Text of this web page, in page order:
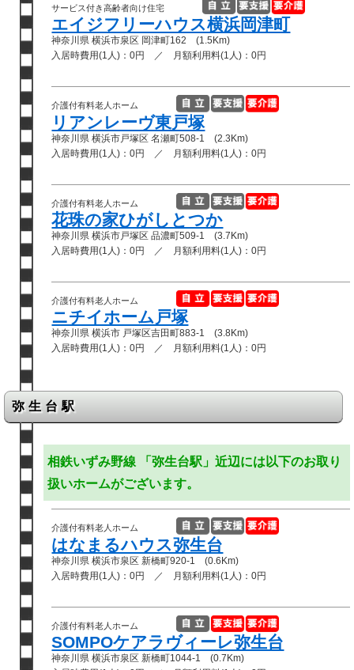
サービス付き高齢者向け住宅
エイジフリーハウス横浜岡津町
神奈川県 横浜市泉区 岡津町162 (1.5Km)
入居時費用(1人)：0円 ／ 月額利用料(1人)：0円
介護付有料老人ホーム
リアンレーヴ東戸塚
神奈川県 横浜市戸塚区 名瀬町508-1 (2.3Km)
入居時費用(1人)：0円 ／ 月額利用料(1人)：0円
介護付有料老人ホーム
花珠の家ひがしとつか
神奈川県 横浜市戸塚区 品濃町509-1 (3.7Km)
入居時費用(1人)：0円 ／ 月額利用料(1人)：0円
介護付有料老人ホーム
ニチイホーム戸塚
神奈川県 横浜市 戸塚区吉田町883-1 (3.8Km)
入居時費用(1人)：0円 ／ 月額利用料(1人)：0円
弥生台駅
相鉄いずみ野線 「弥生台駅」近辺には以下のお取り
扱いホームがございます。
介護付有料老人ホーム
はなまるハウス弥生台
神奈川県 横浜市泉区 新橋町920-1 (0.6Km)
入居時費用(1人)：0円 ／ 月額利用料(1人)：0円
介護付有料老人ホーム
SOMPOケアラヴィーレ弥生台
神奈川県 横浜市泉区 新橋町1044-1 (0.7Km)